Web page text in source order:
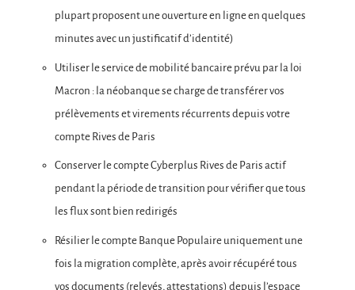
plupart proposent une ouverture en ligne en quelques
minutes avec un justificatif d’identité)
Utiliser le service de mobilité bancaire prévu par la loi
Macron : la néobanque se charge de transférer vos
prélèvements et virements récurrents depuis votre
compte Rives de Paris
Conserver le compte Cyberplus Rives de Paris actif
pendant la période de transition pour vérifier que tous
les flux sont bien redirigés
Résilier le compte Banque Populaire uniquement une
fois la migration complète, après avoir récupéré tous
vos documents (relevés, attestations) depuis l’espace